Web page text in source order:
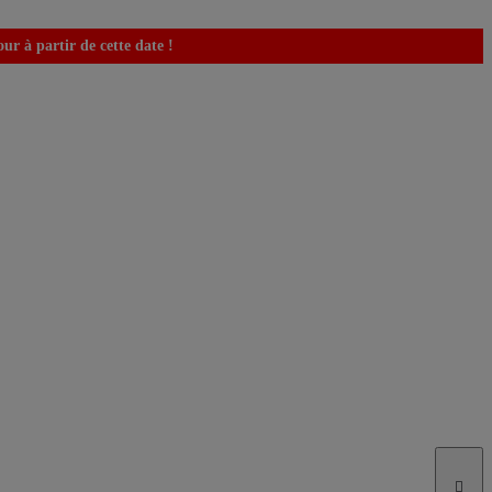
à partir de cette date !
